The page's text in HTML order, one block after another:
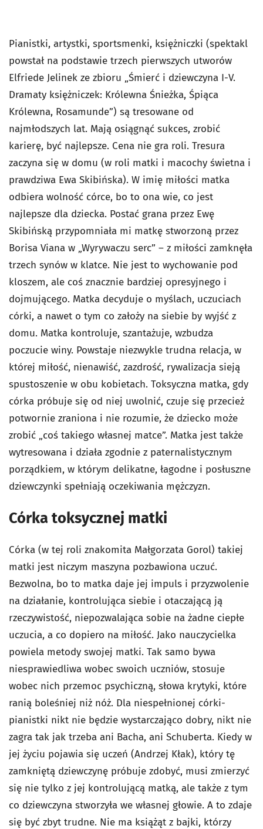
Pianistki, artystki, sportsmenki, księżniczki (spektakl
powstał na podstawie trzech pierwszych utworów
Elfriede Jelinek ze zbioru „Śmierć i dziewczyna I-V.
Dramaty księżniczek: Królewna Śnieżka, Śpiąca
Królewna, Rosamunde”) są tresowane od
najmłodszych lat. Mają osiągnąć sukces, zrobić
karierę, być najlepsze. Cena nie gra roli. Tresura
zaczyna się w domu (w roli matki i macochy świetna i
prawdziwa Ewa Skibińska). W imię miłości matka
odbiera wolność córce, bo to ona wie, co jest
najlepsze dla dziecka. Postać grana przez Ewę
Skibińską przypomniała mi matkę stworzoną przez
Borisa Viana w „Wyrywaczu serc” – z miłości zamknęła
trzech synów w klatce. Nie jest to wychowanie pod
kloszem, ale coś znacznie bardziej opresyjnego i
dojmującego. Matka decyduje o myślach, uczuciach
córki, a nawet o tym co założy na siebie by wyjść z
domu. Matka kontroluje, szantażuje, wzbudza
poczucie winy. Powstaje niezwykle trudna relacja, w
której miłość, nienawiść, zazdrość, rywalizacja sieją
spustoszenie w obu kobietach. Toksyczna matka, gdy
córka próbuje się od niej uwolnić, czuje się przecież
potwornie zraniona i nie rozumie, że dziecko może
zrobić „coś takiego własnej matce”. Matka jest także
wytresowana i działa zgodnie z paternalistycznym
porządkiem, w którym delikatne, łagodne i posłuszne
dziewczynki spełniają oczekiwania mężczyzn.
Córka toksycznej matki
Córka (w tej roli znakomita Małgorzata Gorol) takiej
matki jest niczym maszyna pozbawiona uczuć.
Bezwolna, bo to matka daje jej impuls i przyzwolenie
na działanie, kontrolująca siebie i otaczającą ją
rzeczywistość, niepozwalająca sobie na żadne ciepłe
uczucia, a co dopiero na miłość. Jako nauczycielka
powiela metody swojej matki. Tak samo bywa
niesprawiedliwa wobec swoich uczniów, stosuje
wobec nich przemoc psychiczną, słowa krytyki, które
ranią boleśniej niż nóż. Dla niespełnionej córki-
pianistki nikt nie będzie wystarczająco dobry, nikt nie
zagra tak jak trzeba ani Bacha, ani Schuberta. Kiedy w
jej życiu pojawia się uczeń (Andrzej Kłak), który tę
zamkniętą dziewczynę próbuje zdobyć, musi zmierzyć
się nie tylko z jej kontrolującą matką, ale także z tym
co dziewczyna stworzyła we własnej głowie. A to zdaje
się być zbyt trudne. Nie ma książąt z bajki, którzy